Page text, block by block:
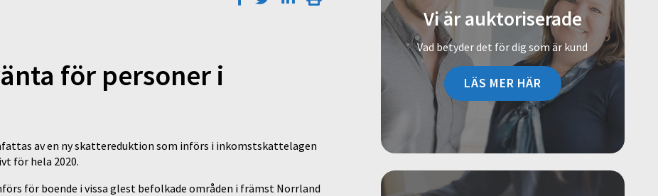
för personer i
av en ny skattereduktion som införs i inkomstskattelagen
för hela 2020.
för boende i vissa glest befolkade områden i främst Norrland
Vi är auktoriserade
Vad betyder det för dig som är kund
LÄS MER HÄR